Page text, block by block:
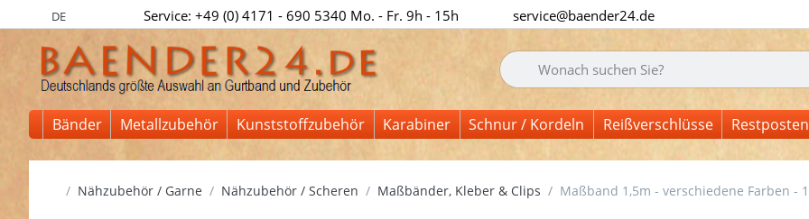
DE Service: +49 (0) 4171 - 690 5340 Mo. - Fr. 9h - 15h service@baender24.de
Geben Sie einen Suchbegriff ein. Während Sie
Bänder Metallzubehör Kunststoffzubehör Karabiner Schnur / Kordeln Reißverschlüsse Restposten
Startseite
Nähzubehör / Garne Nähzubehör / Scheren Maßbänder, Kleber & Clips Maßband 1,5m - verschiedene Farben -